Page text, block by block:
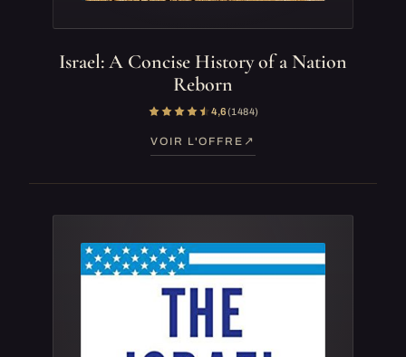
Israel: A Concise History of a Nation
Reborn
4,6(1 484)
VOIR L'OFFRE